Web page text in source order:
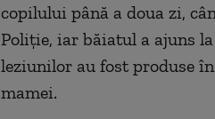
copilului până a doua zi,
Poliţie, iar băiatul a ajuns
leziunilor au fost produse
mamei.